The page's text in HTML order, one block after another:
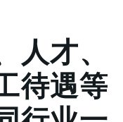
人才、
待遇等